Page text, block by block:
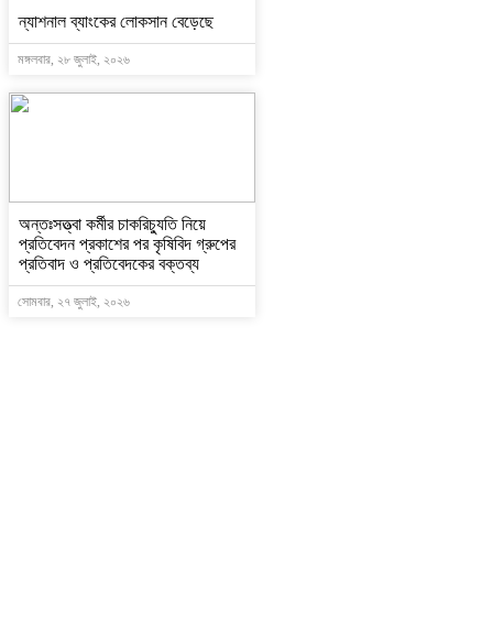
ন্যাশনাল ব্যাংকের লোকসান বেড়েছে
মঙ্গলবার, ২৮ জুলাই, ২০২৬
অন্তঃসত্ত্বা কর্মীর চাকরিচ্যুতি নিয়ে
প্রতিবেদন প্রকাশের পর কৃষিবিদ গ্রুপের
প্রতিবাদ ও প্রতিবেদকের বক্তব্য
সোমবার, ২৭ জুলাই, ২০২৬